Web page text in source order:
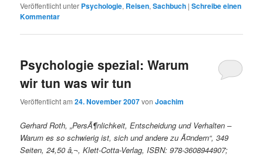
Veröffentlicht unter Psychologie, Reisen,Sachbuch |Schreibe einen
Kommentar
Psychologie spezial: Warum
wir tun was wir tun
Veröffentlicht am24. November 2007vonJoachim
Gerhard Roth, „PersÃ¶nlichkeit, Entscheidung und Verhalten –
Warum es so schwierig ist, sich und andere zu Ã¤ndern“, 349
Seiten, 24,50 â‚¬, Klett-Cotta-Verlag, ISBN: 978-3608944907;